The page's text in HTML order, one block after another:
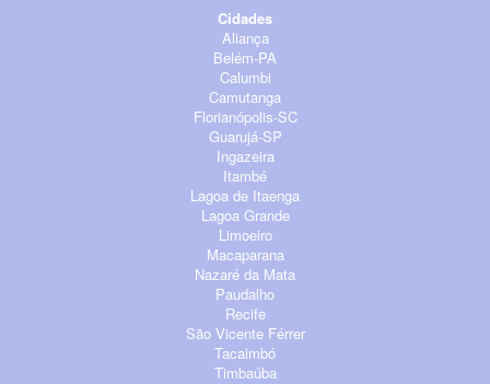
Cidades
Aliança
Belém-PA
Calumbi
Camutanga
Florianópolis-SC
Guarujá-SP
Ingazeira
Itambé
Lagoa de Itaenga
Lagoa Grande
Limoeiro
Macaparana
Nazaré da Mata
Paudalho
Recife
São Vicente Férrer
Tacaimbó
Timbaúba